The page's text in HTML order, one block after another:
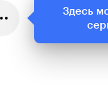
Здесь